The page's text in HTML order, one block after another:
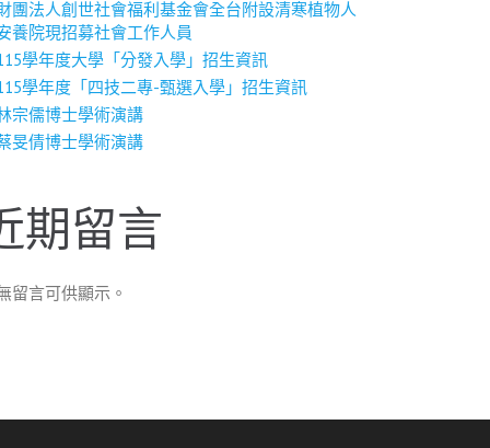
團法人創世社會福利基金會全台附設清寒植物人
養院現招募社會工作人員
學年度大學「分發入學」招生資訊
學年度「四技二專-甄選入學」招生資訊
宗儒博士學術演講
旻倩博士學術演講
期留言
留言可供顯示。